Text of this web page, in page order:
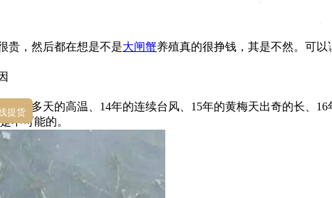
贵，然后都在想是不是大闸蟹养殖真的很挣钱，其是不然。可
40多天的高温、14年的连续台风、15年的黄梅天出奇的长、
不可能的。
提货